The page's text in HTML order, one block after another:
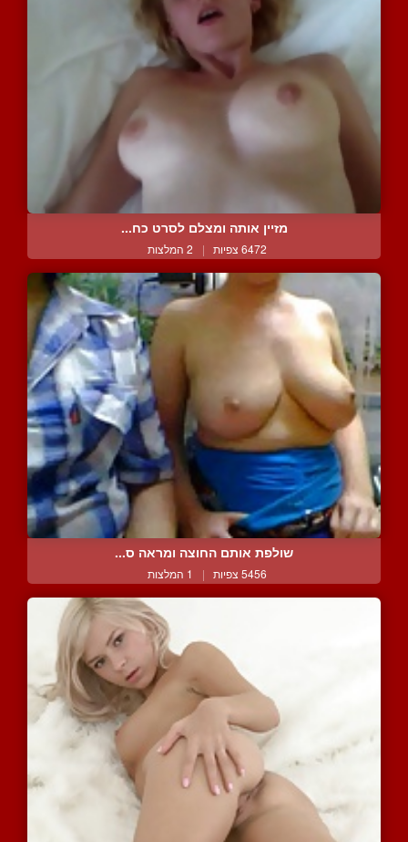
מזיין אותה ומצלם לסרט כח...
6472 צפיות | 2 המלצות
שולפת אותם החוצה ומראה ס...
5456 צפיות | 1 המלצות